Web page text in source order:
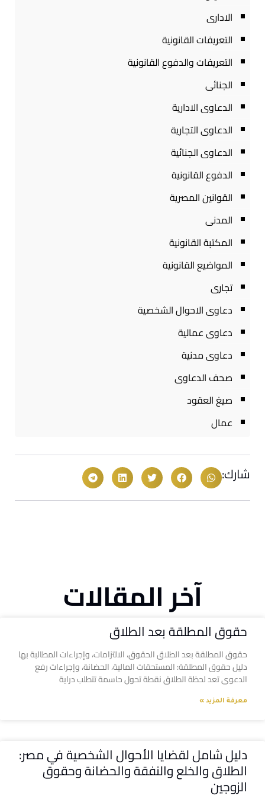
الادارى
التعريفات القانونية
التعريفات والدفوع القانونية
الجنائى
الدعاوى الادارية
الدعاوى التجارية
الدعاوى الجنائية
الدفوع القانونية
القوانين المصرية
المدنى
المكتبة القانونية
المواضيع القانونية
تجارى
دعاوى الاحوال الشخصية
دعاوى عمالية
دعاوى مدنية
صحف الدعاوى
صيغ العقود
عمال
شارك:
آخر المقالات
حقوق المطلقة بعد الطلاق
حقوق المطلقة بعد الطلاق الحقوق، الالتزامات، وإجراءات المطالبة بها
دليل حقوق المطلقة: المستحقات المالية، الحضانة، وإجراءات رفع
الدعوى تعد لحظة الطلاق نقطة تحول حاسمة تتطلب دراية
معرفة المزيد »
دليل شامل لقضايا الأحوال الشخصية في مصر:
الطلاق والخلع والنفقة والحضانة وحقوق
الزوجين